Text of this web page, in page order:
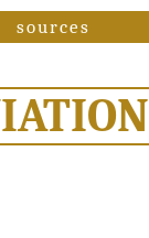
sources